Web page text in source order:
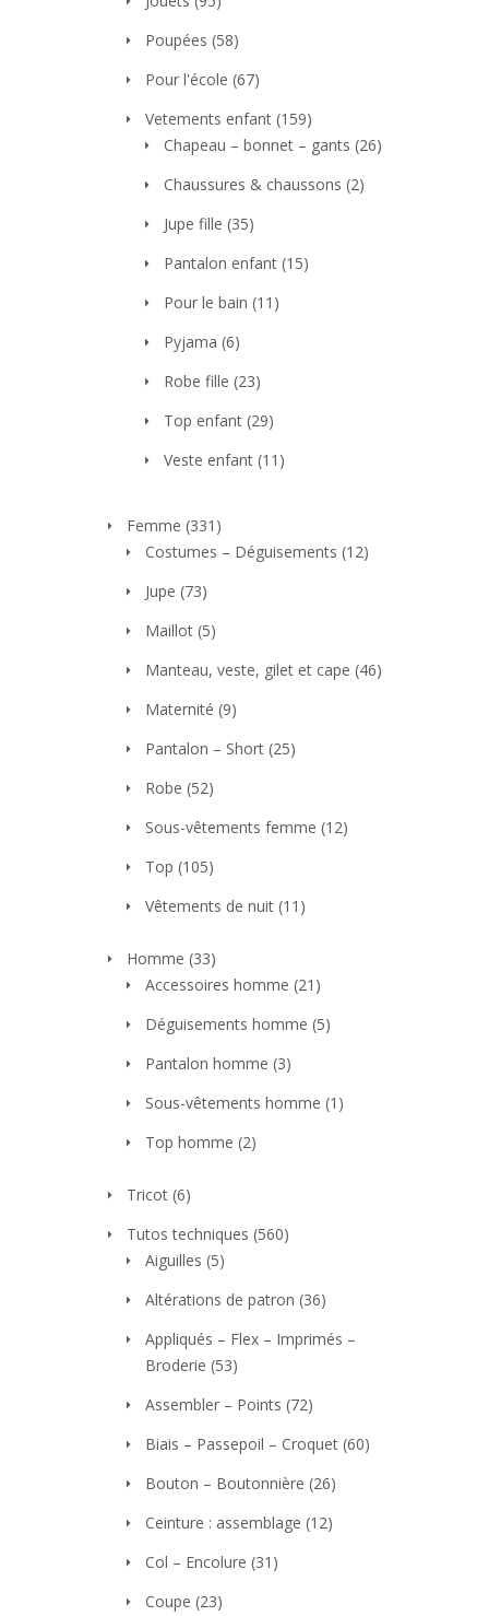
Poupées (58)
Pour l'école (67)
Vetements enfant (159)
Chapeau – bonnet – gants (26)
Chaussures & chaussons (2)
Jupe fille (35)
Pantalon enfant (15)
Pour le bain (11)
Pyjama (6)
Robe fille (23)
Top enfant (29)
Veste enfant (11)
Femme (331)
Costumes – Déguisements (12)
Jupe (73)
Maillot (5)
Manteau, veste, gilet et cape (46)
Maternité (9)
Pantalon – Short (25)
Robe (52)
Sous-vêtements femme (12)
Top (105)
Vêtements de nuit (11)
Homme (33)
Accessoires homme (21)
Déguisements homme (5)
Pantalon homme (3)
Sous-vêtements homme (1)
Top homme (2)
Tricot (6)
Tutos techniques (560)
Aiguilles (5)
Altérations de patron (36)
Appliqués – Flex – Imprimés –
Broderie (53)
Assembler – Points (72)
Biais – Passepoil – Croquet (60)
Bouton – Boutonnière (26)
Ceinture : assemblage (12)
Col – Encolure (31)
Coupe (23)